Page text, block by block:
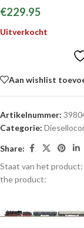
€229.95
Uitverkocht
Aan wishlist
Artikelnummer:
Categorie:
Share:
Staat van het
the product: